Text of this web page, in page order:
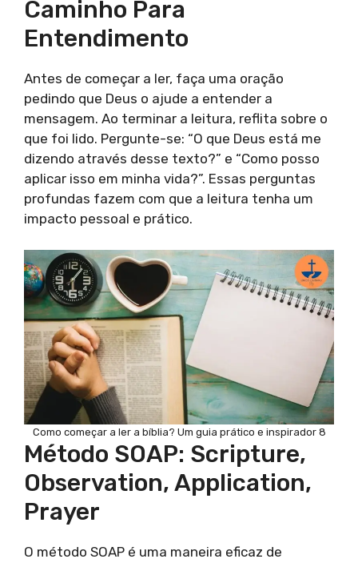
Caminho Para
Entendimento
Antes de começar a ler, faça uma oração
pedindo que Deus o ajude a entender a
mensagem. Ao terminar a leitura, reflita sobre o
que foi lido. Pergunte-se: “O que Deus está me
dizendo através desse texto?” e “Como posso
aplicar isso em minha vida?”. Essas perguntas
profundas fazem com que a leitura tenha um
impacto pessoal e prático.
Como começar a ler a bíblia? Um guia prático e inspirador 8
Método SOAP: Scripture,
Observation, Application,
Prayer
O método SOAP é uma maneira eficaz de